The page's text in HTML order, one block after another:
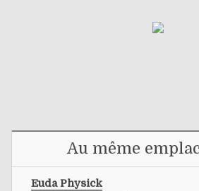
Au même
Euda Physick